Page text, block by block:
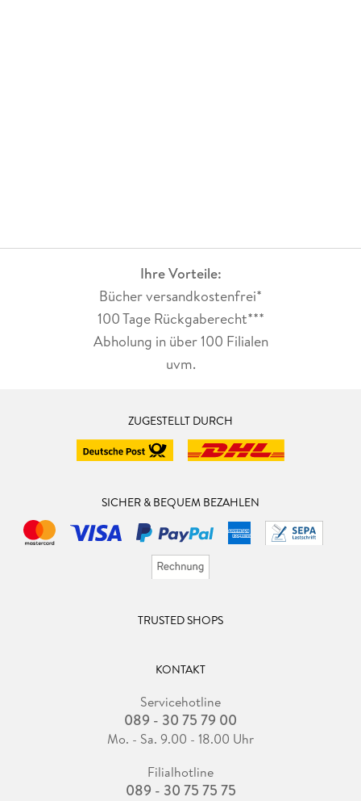
Ihre Vorteile:
Bücher versandkostenfrei*
100 Tage Rückgaberecht***
Abholung in über 100 Filialen
uvm.
ZUGESTELLT DURCH
SICHER & BEQUEM BEZAHLEN
TRUSTED SHOPS
KONTAKT
Servicehotline
089 - 30 75 79 00
Mo. - Sa. 9.00 - 18.00 Uhr
Filialhotline
089 - 30 75 75 75